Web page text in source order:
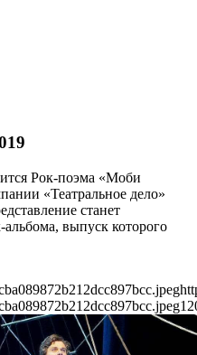
Рок-поэма «Моби
«Театральное дело»
станет
выпуск которого